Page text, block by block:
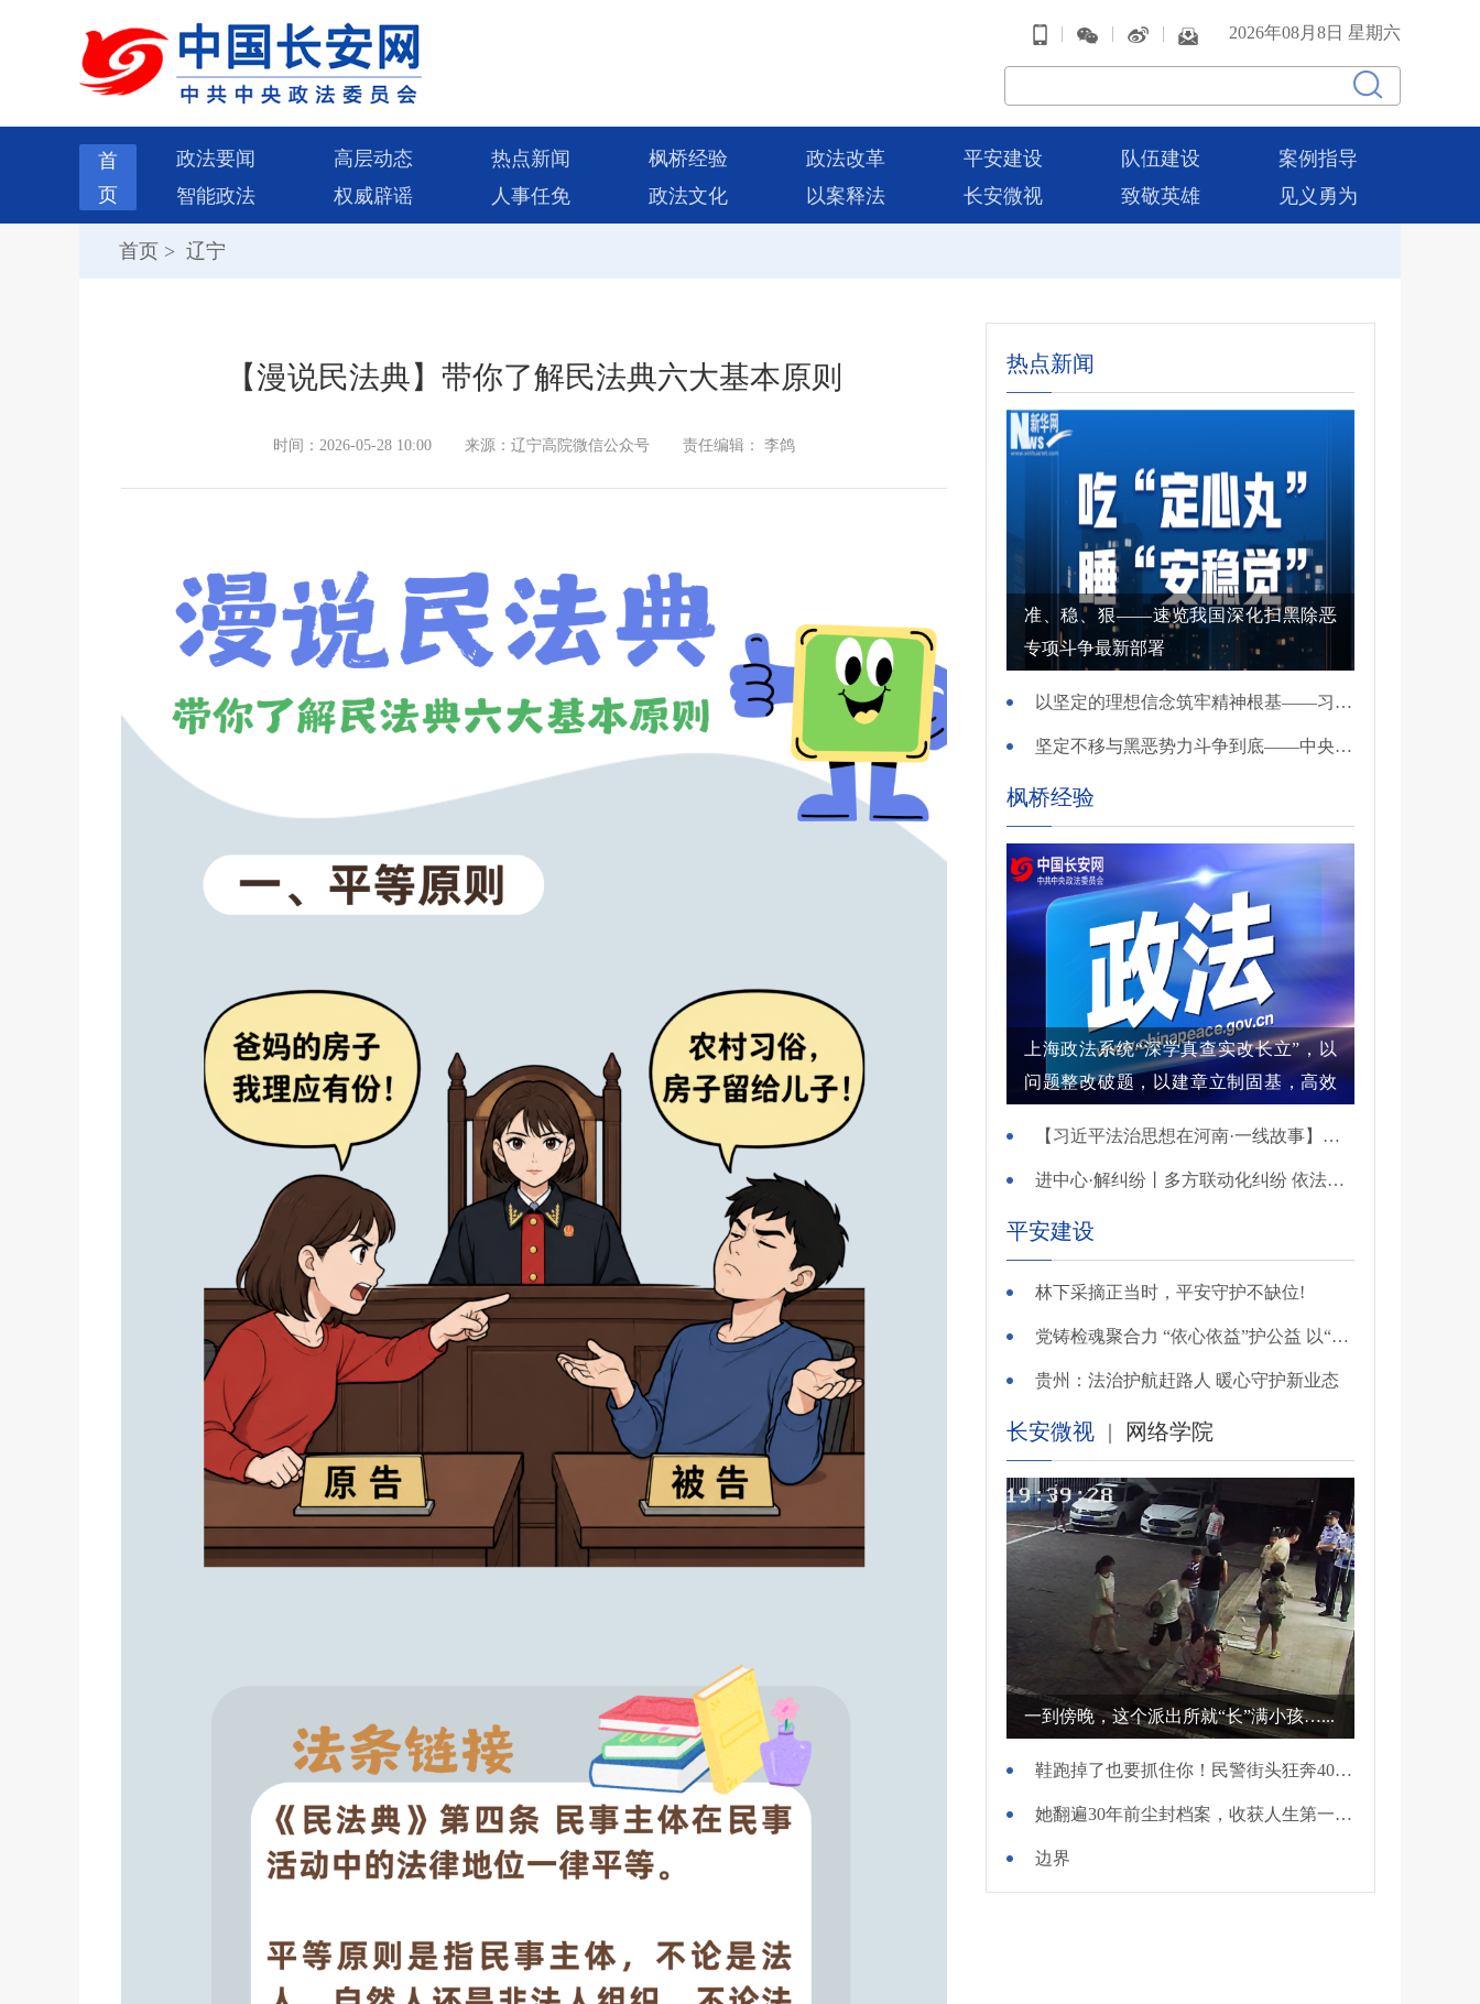
| | | 2026年08月8日 星期六
首
页
政法要闻 高层动态 热点新闻 枫桥经验 政法改革 平安建设 队伍建设
案例指导
智能政法
权威辟谣 人事任免 政法文化 以案释法 长安微视 致敬英雄 见义勇为
首页 > 辽宁
【漫说民法典】带你了解民法典六大基本原则
时间：2026-05-28 10:00 来源：辽宁高院微信公众号 责任编辑： 李鸽
热点新闻
准、稳、狠——速览我国深化扫黑除恶
专项斗争最新部署
以坚定的理想信念筑牢精神根基——习近平党建思想理论品格系列述评之一
坚定不移与黑恶势力斗争到底——中央政法委负责同志就开展深化扫黑除恶专项斗争有关问题答记者问
枫桥经验
上海政法系统“深学真查实改长立”，以
问题整改破题，以建章立制固基，高效
【习近平法治思想在河南·一线故事】河南省新乡市红旗区：高能效治理的“洪门密码”
进中心·解纠纷丨多方联动化纠纷 依法调解护农耕
平安建设
林下采摘正当时，平安守护不缺位!
党铸检魂聚合力 “依心依益”护公益 以“四融”路径引领多元共治
贵州：法治护航赶路人 暖心守护新业态
长安微视 | 网络学院
一到傍晚，这个派出所就“长”满小孩…...
鞋跑掉了也要抓住你！民警街头狂奔400米擒贼
她翻遍30年前尘封档案，收获人生第一面锦旗
边界